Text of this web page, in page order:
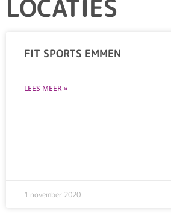
LOCATIES
FIT SPORTS EMMEN
LEES MEER »
1 november 2020